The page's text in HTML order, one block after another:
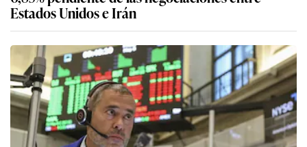
Estados Unidos e Irán